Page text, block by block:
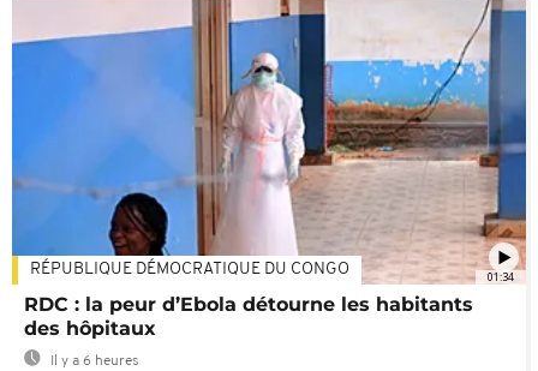
01:34
RÉPUBLIQUE DÉMOCRATIQUE DU CONGO
RDC : la peur d’Ebola détourne les habitants
des hôpitaux
Il y a 6 heures